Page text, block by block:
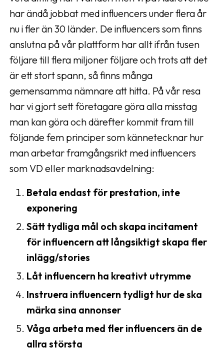
har ändå jobbat med influencers under flera år
nu i fler än 30 länder. De influencers som finns
anslutna på vår plattform har allt ifrån tusen
följare till flera miljoner följare och trots att det
är ett stort spann, så finns många
gemensamma nämnare att hitta. På vår resa
har vi gjort sett företagare göra alla misstag
man kan göra och därefter kommit fram till
följande fem principer som kännetecknar hur
man arbetar framgångsrikt med influencers
som VD eller marknadsavdelning:
Betala endast för prestation, inte
exponering
Sätt tydliga mål och skapa incitament
för influencern att långsiktigt skapa fler
inlägg/stories
Låt influencern ha kreativt utrymme
Instruera influencern tydligt hur de ska
märka sina annonser
Våga arbeta med fler influencers än de
allra största